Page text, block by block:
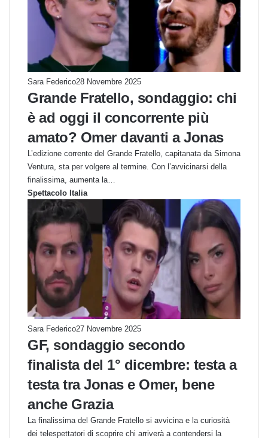
Sara Federico28 Novembre 2025
Grande Fratello, sondaggio: chi
è ad oggi il concorrente più
amato? Omer davanti a Jonas
L’edizione corrente del Grande Fratello, capitanata da Simona
Ventura, sta per volgere al termine. Con l’avvicinarsi della
finalissima, aumenta la…
Spettacolo Italia
Sara Federico27 Novembre 2025
GF, sondaggio secondo
finalista del 1° dicembre: testa a
testa tra Jonas e Omer, bene
anche Grazia
La finalissima del Grande Fratello si avvicina e la curiosità
dei telespettatori di scoprire chi arriverà a contendersi la